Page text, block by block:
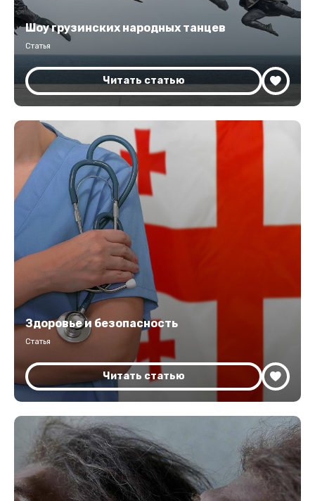
Шоу грузинских народных танцев
Статья
Читать статью
Здоровье и безопасность
Статья
Читать статью